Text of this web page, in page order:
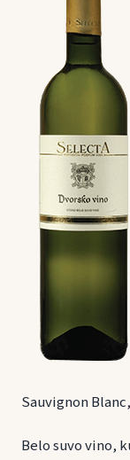
Sauvignon
Belo suvo vino,